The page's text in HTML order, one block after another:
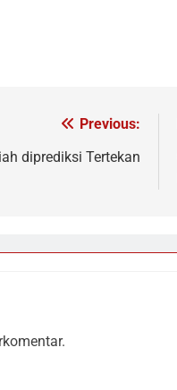
Previous:
diprediksi Tertekan